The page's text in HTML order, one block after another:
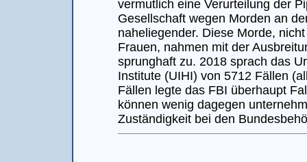
vermutlich eine Verurteilung der
Gesellschaft wegen Morden an
naheliegender. Diese Morde,
Frauen, nahmen mit der
sprunghaft zu. 2018 sprach das
Institute (UIHI) von 5712 Fällen
Fällen legte das FBI überhaupt
können wenig dagegen
Zuständigkeit bei den